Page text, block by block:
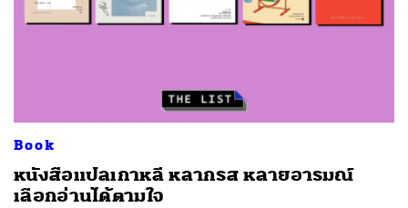
Book
หนังสือแปลเกาหลี หลากรส หลายอารมณ์
เลือกอ่านได้ตามใจ